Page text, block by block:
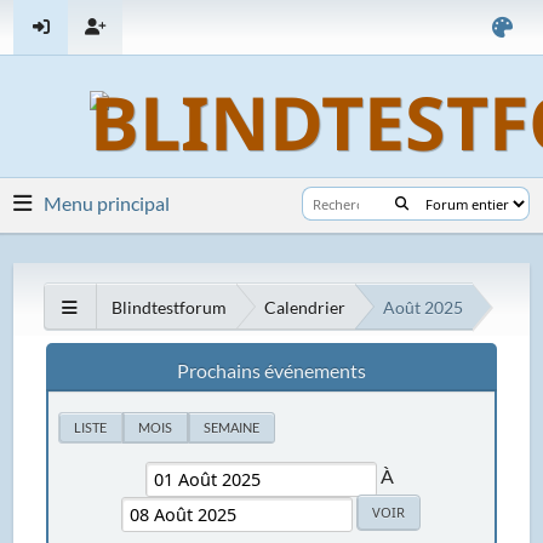
Menu principal
Blindtestforum Calendrier Août 2025
Prochains événements
LISTE MOIS SEMAINE
À